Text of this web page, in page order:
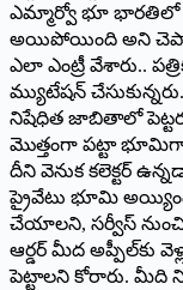
ఎమ్మార్వో భూ భారతిలో
అయిపోయింది అని
ఎలా ఎంట్రీ వేశారు..
మ్యుటేషన్
నిషేధిత జాబితాలో పెట్టరు
మొత్తంగా పట్టా భూమిగా
దీని వెనుక కలెక్టర్
ప్రైవేటు భూమి అయ్యింది
చేయాలని, సర్వీస్
ఆర్డర్ మీద అప్పీల్‌కు
పెట్టాలని కోరారు.